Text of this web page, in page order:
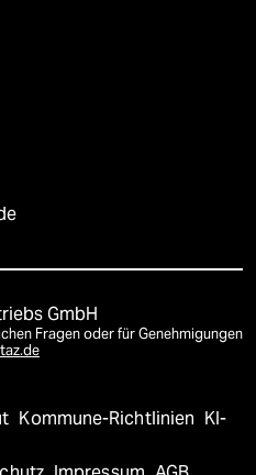
GmbH
Fragen oder für Genehmigungen
Kommune-Richtlinien KI-